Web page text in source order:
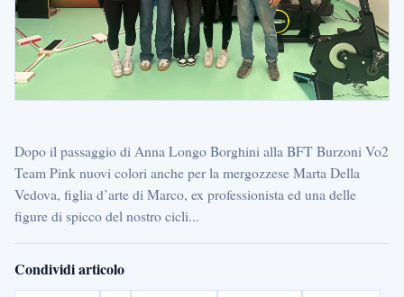
Dopo il passaggio di Anna Longo Borghini alla BFT Burzoni Vo2
Team Pink nuovi colori anche per la mergozzese Marta Della
Vedova, figlia d’arte di Marco, ex professionista ed una delle
figure di spicco del nostro cicli...
Condividi articolo